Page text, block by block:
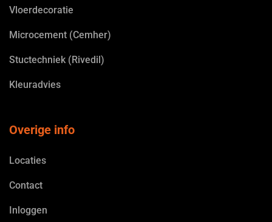
Vloerdecoratie
Microcement (Cemher)
Stuctechniek (Rivedil)
Kleuradvies
Overige info
Locaties
Contact
Inloggen